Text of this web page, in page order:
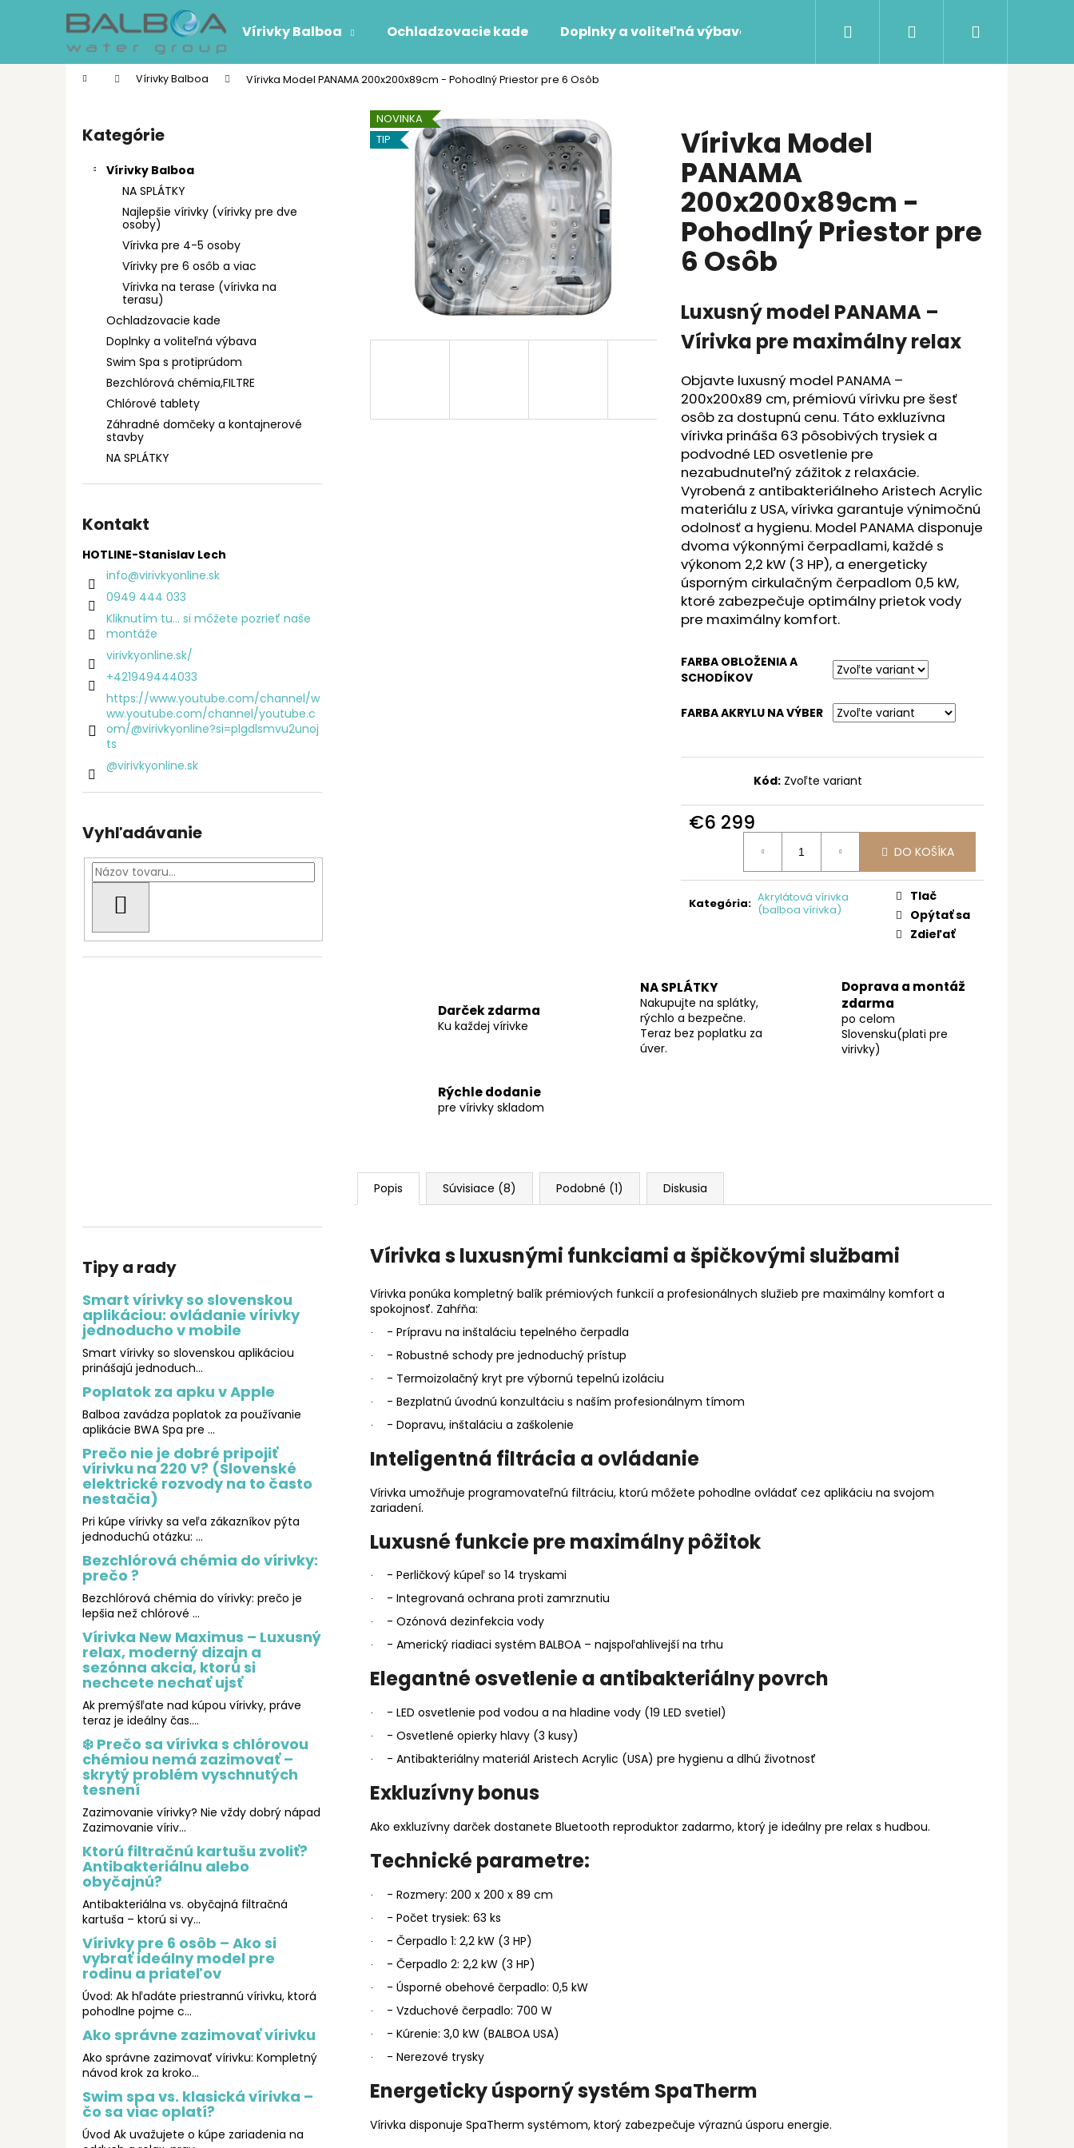
Vírivky Balboa Ochladzovacie kade Doplnky a voliteľná výbava Swim Spa s protiprúdom
Hľadať Prihlásenie
Domov Vírivky Balboa Vírivka Model PANAMA 200x200x89cm - Pohodlný Priestor pre 6 Osôb
Preskočiť
kategórie
Kategórie
Vírivky Balboa
NA SPLÁTKY
Najlepšie vírivky (vírivky pre dve
osoby)
Vírivka pre 4-5 osoby
Vírivky pre 6 osôb a viac
Vírivka na terase (vírivka na
terasu)
Ochladzovacie kade
Doplnky a voliteľná výbava
Swim Spa s protiprúdom
Bezchlórová chémia,FILTRE
Chlórové tablety
Záhradné domčeky a kontajnerové
stavby
NA SPLÁTKY
Kontakt
HOTLINE-Stanislav Lech
info@virivkyonline.sk
0949 444 033
Kliknutím tu... si môžete pozrieť naše
montáže
virivkyonline.sk/
+421949444033
https://www.youtube.com/channel/w
ww.youtube.com/channel/youtube.c
om/@virivkyonline?si=plgdlsmvu2unoj
ts
@virivkyonline.sk
Vyhľadávanie
Tipy a rady
Smart vírivky so slovenskou
aplikáciou: ovládanie vírivky
jednoducho v mobile
Smart vírivky so slovenskou aplikáciou
prinášajú jednoduch...
Poplatok za apku v Apple
Balboa zavádza poplatok za používanie
aplikácie BWA Spa pre ...
Prečo nie je dobré pripojiť
vírivku na 220 V? (Slovenské
elektrické rozvody na to často
nestačia)
Pri kúpe vírivky sa veľa zákazníkov pýta
jednoduchú otázku: ...
Bezchlórová chémia do vírivky:
prečo ?
Bezchlórová chémia do vírivky: prečo je
lepšia než chlórové ...
Vírivka New Maximus – Luxusný
relax, moderný dizajn a
sezónna akcia, ktorú si
nechcete nechať ujsť
Ak premýšľate nad kúpou vírivky, práve
teraz je ideálny čas....
❄️ Prečo sa vírivka s chlórovou
chémiou nemá zazimovať –
skrytý problém vyschnutých
tesnení
Zazimovanie vírivky? Nie vždy dobrý nápad
Zazimovanie víriv...
Ktorú filtračnú kartušu zvoliť?
Antibakteriálnu alebo
obyčajnú?
Antibakteriálna vs. obyčajná filtračná
kartuša – ktorú si vy...
Vírivky pre 6 osôb – Ako si
vybrať ideálny model pre
rodinu a priateľov
Úvod: Ak hľadáte priestrannú vírivku, ktorá
pohodlne pojme c...
Ako správne zazimovať vírivku
Ako správne zazimovať vírivku: Kompletný
návod krok za kroko...
Swim spa vs. klasická vírivka –
čo sa viac oplatí?
Úvod Ak uvažujete o kúpe zariadenia na
Vírivka Model
PANAMA
200x200x89cm -
Pohodlný Priestor pre
6 Osôb
Luxusný model PANAMA –
Vírivka pre maximálny relax
Objavte luxusný model PANAMA –
200x200x89 cm, prémiovú vírivku pre šesť
osôb za dostupnú cenu. Táto exkluzívna
vírivka prináša 63 pôsobivých trysiek a
podvodné LED osvetlenie pre
nezabudnuteľný zážitok z relaxácie.
Vyrobená z antibakteriálneho Aristech Acrylic
materiálu z USA, vírivka garantuje výnimočnú
odolnosť a hygienu. Model PANAMA disponuje
dvoma výkonnými čerpadlami, každé s
výkonom 2,2 kW (3 HP), a energeticky
úsporným cirkulačným čerpadlom 0,5 kW,
ktoré zabezpečuje optimálny prietok vody
pre maximálny komfort.
FARBA OBLOŽENIA A
SCHODÍKOV
FARBA AKRYLU NA VÝBER
Kód: Zvoľte variant
€6 299
DO KOŠÍKA
Kategória: Akrylátová vírivka
(balboa vírivka)
Tlač
Opýtať sa
Zdieľať
NOVINKA
TIP
Darček zdarma
Ku každej vírivke
NA SPLÁTKY
Nakupujte na splátky,
rýchlo a bezpečne.
Teraz bez poplatku za
úver.
Doprava a montáž
zdarma
po celom
Slovensku(plati pre
virivky)
Rýchle dodanie
pre vírivky skladom
Popis Súvisiace (8) Podobné (1) Diskusia
Vírivka s luxusnými funkciami a špičkovými službami
Vírivka ponúka kompletný balík prémiových funkcií a profesionálnych služieb pre maximálny komfort a
spokojnosť. Zahŕňa:
· - Prípravu na inštaláciu tepelného čerpadla
· - Robustné schody pre jednoduchý prístup
· - Termoizolačný kryt pre výbornú tepelnú izoláciu
· - Bezplatnú úvodnú konzultáciu s naším profesionálnym tímom
· - Dopravu, inštaláciu a zaškolenie
Inteligentná filtrácia a ovládanie
Vírivka umožňuje programovateľnú filtráciu, ktorú môžete pohodlne ovládať cez aplikáciu na svojom
zariadení.
Luxusné funkcie pre maximálny pôžitok
· - Perličkový kúpeľ so 14 tryskami
· - Integrovaná ochrana proti zamrznutiu
· - Ozónová dezinfekcia vody
· - Americký riadiaci systém BALBOA – najspoľahlivejší na trhu
Elegantné osvetlenie a antibakteriálny povrch
· - LED osvetlenie pod vodou a na hladine vody (19 LED svetiel)
· - Osvetlené opierky hlavy (3 kusy)
· - Antibakteriálny materiál Aristech Acrylic (USA) pre hygienu a dlhú životnosť
Exkluzívny bonus
Ako exkluzívny darček dostanete Bluetooth reproduktor zadarmo, ktorý je ideálny pre relax s hudbou.
Technické parametre:
· - Rozmery: 200 x 200 x 89 cm
· - Počet trysiek: 63 ks
· - Čerpadlo 1: 2,2 kW (3 HP)
· - Čerpadlo 2: 2,2 kW (3 HP)
· - Úsporné obehové čerpadlo: 0,5 kW
· - Vzduchové čerpadlo: 700 W
· - Kúrenie: 3,0 kW (BALBOA USA)
· - Nerezové trysky
Energeticky úsporný systém SpaTherm
Vírivka disponuje SpaTherm systémom, ktorý zabezpečuje výraznú úsporu energie.
í
do
do
Čo potrebujete nájsť?
HĽADAŤ
Odporúčame